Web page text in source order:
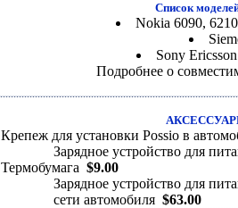
Список
Nokia 6090,
Sony
Подробнее о
АКСЕССУАРЫ
Крепеж для установки Possio в
Зарядное устройство для
Термобумага $9.00
Зарядное устройство для
сети автомобиля $63.00